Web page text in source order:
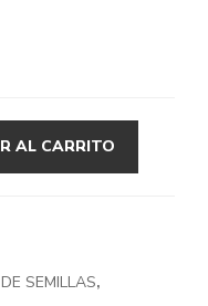
AL CARRITO
SEMILLAS,